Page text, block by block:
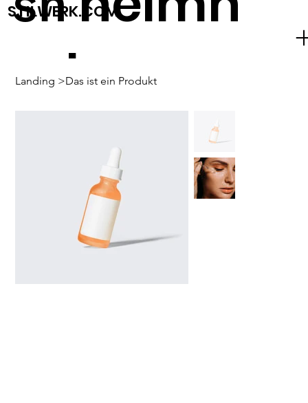
STILWERK.COM
ude
Landing >Das ist ein Produkt